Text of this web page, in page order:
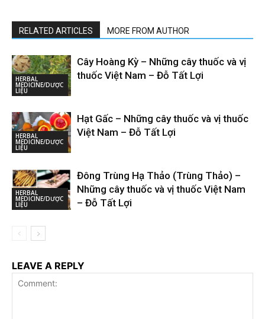
RELATED ARTICLES MORE FROM AUTHOR
HERBAL
MEDICINE/DƯỢC
LIỆU
Cây Hoàng Kỳ – Những cây thuốc và vị
thuốc Việt Nam – Đỗ Tất Lợi
HERBAL
MEDICINE/DƯỢC
LIỆU
Hạt Gấc – Những cây thuốc và vị thuốc
Việt Nam – Đỗ Tất Lợi
HERBAL
MEDICINE/DƯỢC
LIỆU
Đông Trùng Hạ Thảo (Trùng Thảo) –
Những cây thuốc và vị thuốc Việt Nam
– Đỗ Tất Lợi
LEAVE A REPLY